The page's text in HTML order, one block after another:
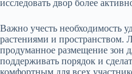
исследовать двор более
Важно учесть необходимость
растениями и пространством.
продуманное размещение зон
поддерживать порядок и
комфортным для всех